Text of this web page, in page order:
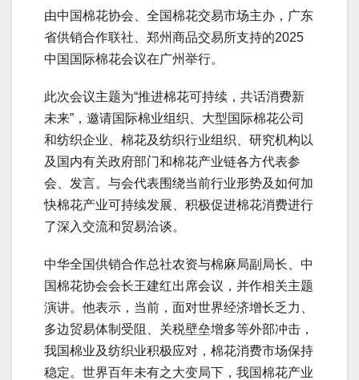
由中国棉花协会、全国棉花交易市场主办，广东
省供销合作联社、郑州商品交易所支持的2025
中国国际棉花会议在广州举行。
此次会议主题为“推进棉花可持续，共话消费新
未来”，邀请国际棉业组织、大型国际棉花公司
和纺织企业、棉花及纺织行业组织、研究机构以
及国内有关政府部门和棉花产业链各方代表参
会、发言。与会代表围绕当前行业形势及如何加
快棉花产业可持续发展、积极促进棉花消费进行
了深入交流和贸易洽谈。
中华全国供销合作总社农资与棉麻局副局长、中
国棉花协会会长王建红出席会议，并作相关主题
演讲。他表示，当前，面对世界经济增长乏力、
多边贸易体制受阻、关税壁垒增多等外部冲击，
我国棉业及纺织业积极应对，棉花消费市场保持
稳定。世界百年未有之大变局下，我国棉花产业